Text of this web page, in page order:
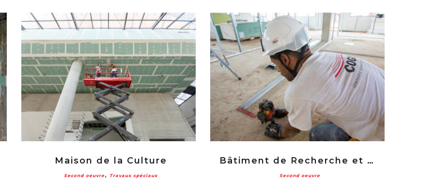
Maison de la Culture
Second oeuvre, Travaux spéciaux
Bâtiment de Recherche et Centre de Ressources – BRCR
Second oeuvre